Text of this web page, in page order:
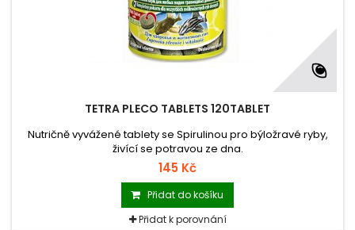
TETRA PLECO TABLETS 120TABLET
Nutričně vyvážené tablety se Spirulinou pro býložravé ryby,
živící se potravou ze dna.
145 Kč
Přidat do košíku
Přidat k porovnání